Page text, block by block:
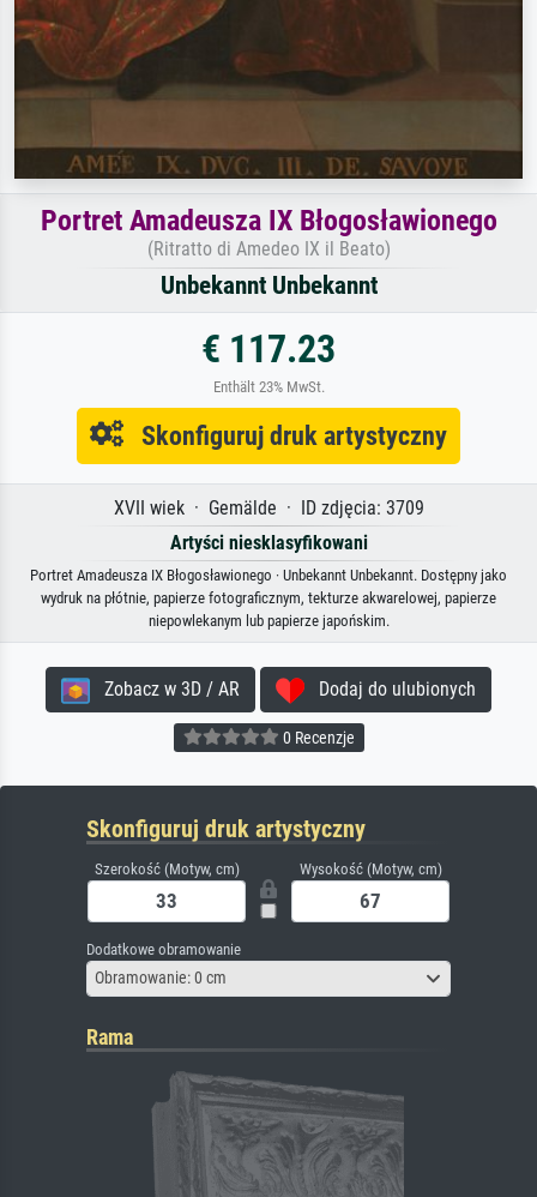
Portret Amadeusza IX Błogosławionego
(Ritratto di Amedeo IX il Beato)
Unbekannt Unbekannt
€ 117.23
Enthält 23% MwSt.
Skonfiguruj druk artystyczny
XVII wiek · Gemälde · ID zdjęcia: 3709
Artyści niesklasyfikowani
Portret Amadeusza IX Błogosławionego · Unbekannt Unbekannt. Dostępny jako
wydruk na płótnie, papierze fotograficznym, tekturze akwarelowej, papierze
niepowlekanym lub papierze japońskim.
Zobacz w 3D / AR Dodaj do ulubionych
0 Recenzje
Skonfiguruj druk artystyczny
Szerokość (Motyw, cm) Wysokość (Motyw, cm)
Dodatkowe obramowanie
Obramowanie: 0 cm
Rama